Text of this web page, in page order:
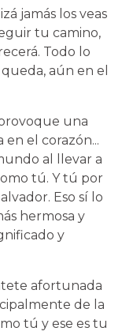
jamás los veas
tu camino,
Todo lo
aún en el
una
el corazón...
al llevar a
tú. Y tú por
Eso sí lo
hermosa y
y
afortunada
de la
tú y ese es tu